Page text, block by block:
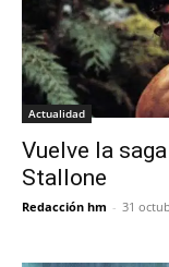
Actualidad
Vuelve la
Stallone
Redacción hm - 31